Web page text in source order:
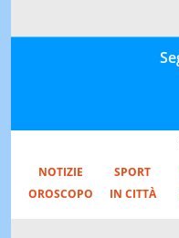
NOTIZIE
SPORT
OROSCOPO
IN CITTÀ